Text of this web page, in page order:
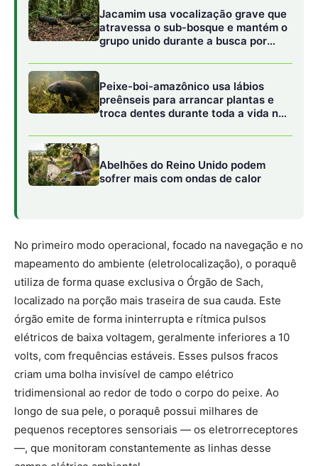
No primeiro modo operacional, focado na navegação e no
mapeamento do ambiente (eletrolocalização), o poraquê
utiliza de forma quase exclusiva o Órgão de Sach,
localizado na porção mais traseira de sua cauda. Este
órgão emite de forma ininterrupta e rítmica pulsos
elétricos de baixa voltagem, geralmente inferiores a 10
criam uma bolha invisível de campo elétrico
tridimensional ao redor de todo o corpo do peixe. Ao
longo de sua pele, o poraquê possui milhares de
—, que monitoram constantemente as linhas desse
O RADAR BIOLÓGICO:QUANDO UM
OBJETO INANIMADO (COMO UMA
ROCHA OU TRONCO) OU UM SER VIVO
CRUZA ESSA BOLHA ELÉTRICA, A
CONDUTIVIDADE DA ÁGUA SOFRE
UMA ALTERAÇÃO MILIMÉTRICA,
DISTORCENDO AS LINHAS DO CAMPO.
OS ELETRORRECEPTORES CAPTAM
ESSA VARIAÇÃO ESTRUTURAL E
ENVIAM OS DADOS AO CÉREBRO,